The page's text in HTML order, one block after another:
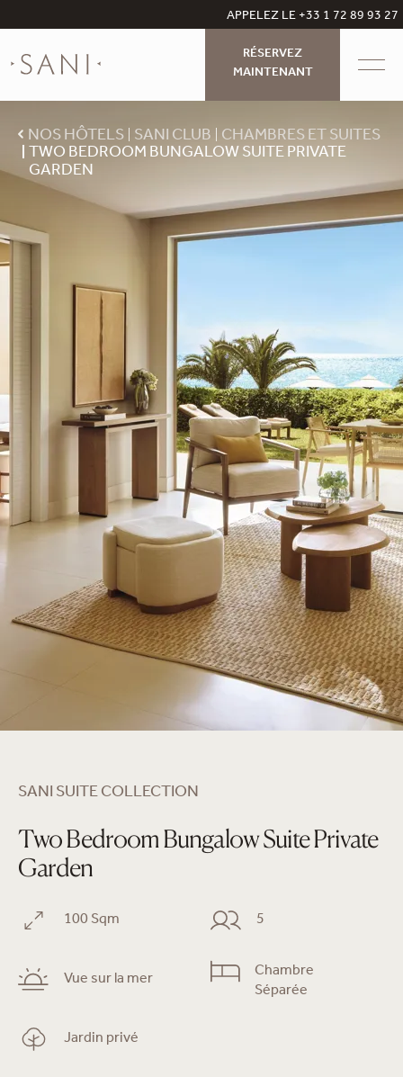
APPELEZ LE +33 1 72 89 93 27
RÉSERVEZ
MAINTENANT
NOS HÔTELS SANI CLUB
CHAMBRES ET SUITES
TWO BEDROOM BUNGALOW SUITE PRIVATE
GARDEN
SANI SUITE COLLECTION
Two Bedroom Bungalow Suite Private
Garden
100 Sqm 5
Vue sur la mer
Chambre
Séparée
Jardin privé